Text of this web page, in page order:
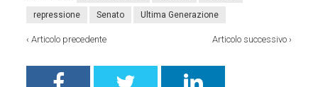
repressione Senato Ultima Generazione
‹Articolo precedente Articolo successivo›